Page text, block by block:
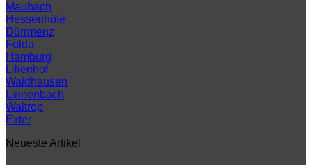
Maubach
Hessenhöfe
Dürrmenz
Fulda
Hamburg
Lilienhof
Waldhausen
Linnenbach
Waltrop
Exter
Neueste Artikel